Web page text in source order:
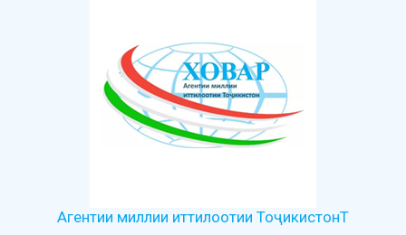
Агентии миллии иттилоотии ТоҷикистонТ